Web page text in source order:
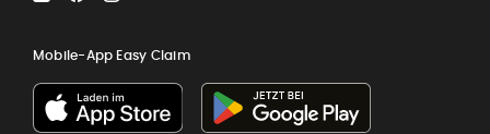
Mobile-App Easy Claim